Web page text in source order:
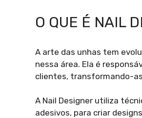
O QUE É NAIL
A arte das unhas tem
nessa área. Ela é
clientes, transformando-
A Nail Designer utiliza
adesivos, para criar